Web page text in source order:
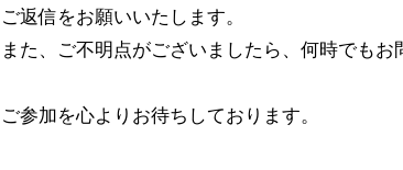
ご返信をお願いいたします。
また、ご不明点がございましたら、何時でもお
ご参加を心よりお待ちしております。